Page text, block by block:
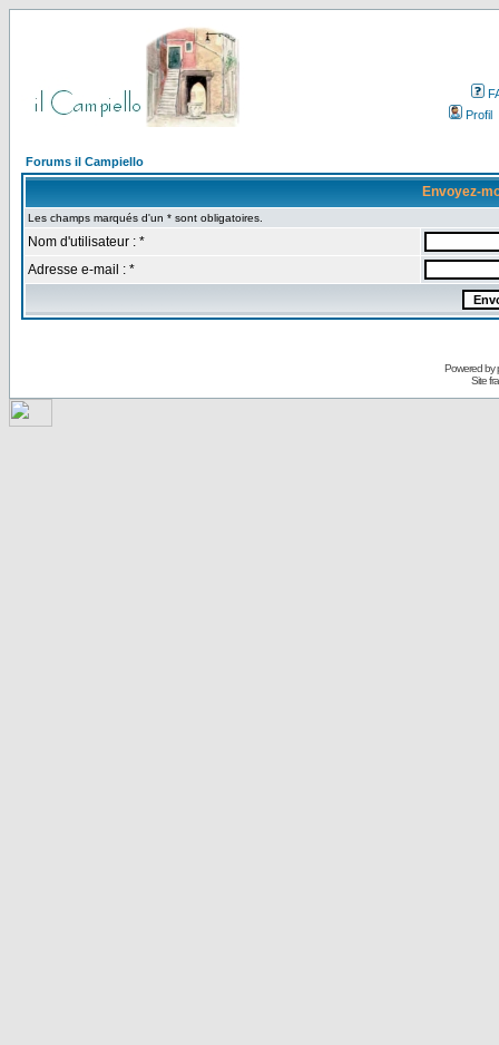
Profil
Forums il Campiello
Envoyez-
Les champs marqués d'un * sont obligatoires.
Nom d'utilisateur : *
Adresse e-mail : *
Powered by
Site